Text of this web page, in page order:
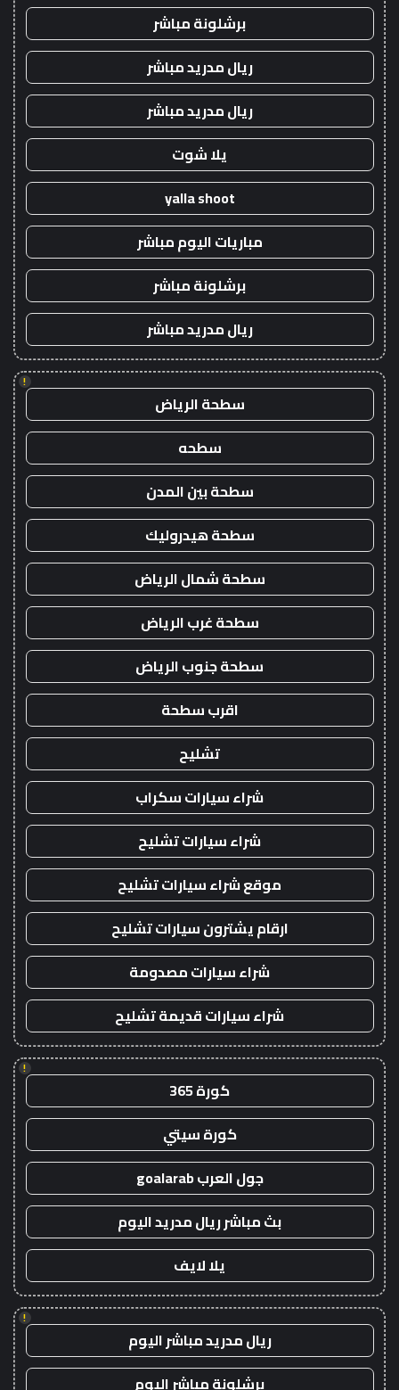
برشلونة مباشر
ريال مدريد مباشر
ريال مدريد مباشر
يلا شوت
yalla shoot
مباريات اليوم مباشر
برشلونة مباشر
ريال مدريد مباشر
!
سطحة الرياض
سطحه
سطحة بين المدن
سطحة هيدروليك
سطحة شمال الرياض
سطحة غرب الرياض
سطحة جنوب الرياض
اقرب سطحة
تشليح
شراء سيارات سكراب
شراء سيارات تشليح
موقع شراء سيارات تشليح
ارقام يشترون سيارات تشليح
شراء سيارات مصدومة
شراء سيارات قديمة تشليح
!
كورة 365
كورة سيتي
جول العرب goalarab
بث مباشر ريال مدريد اليوم
يلا لايف
!
ريال مدريد مباشر اليوم
برشلونة مباشر اليوم